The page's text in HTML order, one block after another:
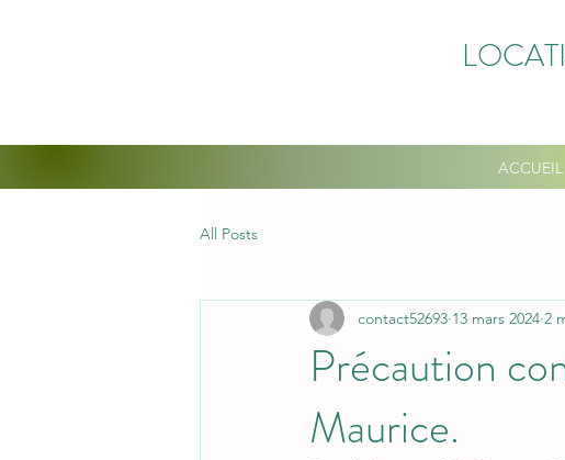
ACCUEIL
All Posts
Précaution
Maurice.
contact52693 13 mars 2024 2